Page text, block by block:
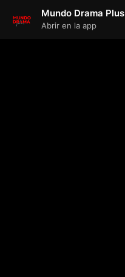
Mundo Drama Plus
Abrir en la app